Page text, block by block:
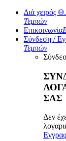
Διά χειρός
Τεμπών
Επικοινωνία
Σύνδεση /
Τεμπών
ΣΑΣ
Δεν